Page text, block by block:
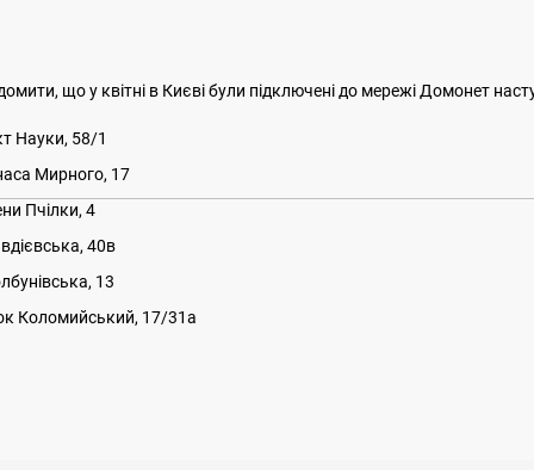
що у квітні в Києві були підключені до мережі Домонет
Науки, 58/1
Мирного, 17
Пчілки, 4
40в
13
Коломийський, 17/31а